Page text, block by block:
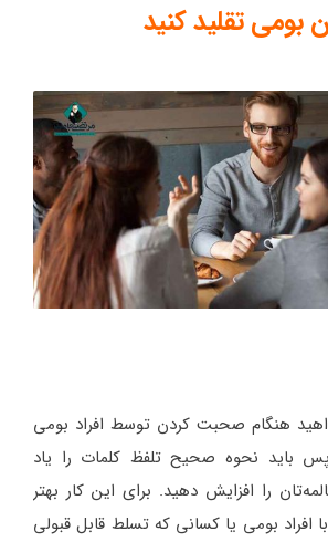
هنگام صحبت کردن توسط افراد بومی
باید نحوه صحیح تلفظ کلمات را یاد
را افزایش دهید. برای این کار بهتر
بومی یا کسانی که تسلط قابل قبولی